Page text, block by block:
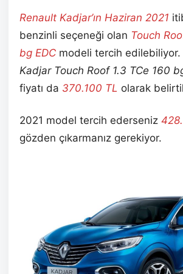
Renault Kadjar’ın Haziran 2021
benzinli seçeneği olan Touch
bg EDC modeli tercih edilebiliyor.
Kadjar Touch Roof 1.3 TCe 160
fiyatı da 370.100 TL olarak
2021 model tercih ederseniz
gözden çıkarmanız gerekiyor.